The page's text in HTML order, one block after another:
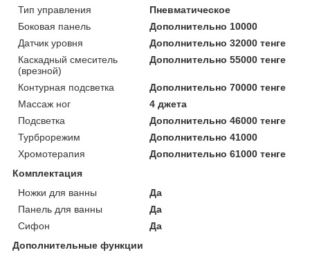
Тип управления
Пневматическое
Боковая панель
Дополнительно 10000
Датчик уровня
Дополнительно 32000 тенге
Каскадный смеситель
(врезной)
Дополнительно 55000 тенге
Контурная подсветка
Дополнительно 70000 тенге
Массаж ног
4 джета
Подсветка
Дополнительно 46000 тенге
Турброрежим
Дополнительно 41000
Хромотерапия
Дополнительно 61000 тенге
Комплектация
Ножки для ванны
Да
Панель для ванны
Да
Сифон
Да
Дополнительные функции